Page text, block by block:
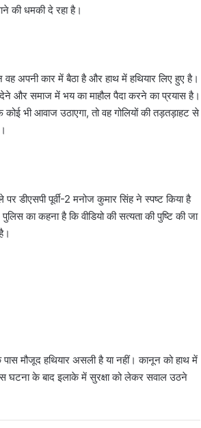
की धमकी दे रहा है।
वह अपनी कार में बैठा है और हाथ में हथियार लिए हुए है।
देने और समाज में भय का माहौल पैदा करने का प्रयास है।
भी आवाज उठाएगा, तो वह गोलियों की तड़तड़ाहट से
डीएसपी पूर्वी-2 मनोज कुमार सिंह ने स्पष्ट किया है
का कहना है कि वीडियो की सत्यता की पुष्टि की जा
मौजूद हथियार असली है या नहीं। कानून को हाथ में
घटना के बाद इलाके में सुरक्षा को लेकर सवाल उठने